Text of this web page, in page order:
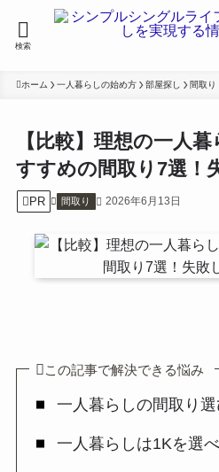
検索
ホーム 一人暮らしの始め方 部屋探し 間取り
【比較】理想の一人
すすめの間取り7選！
PR 間取り 2026年6月13日
この記事で解決できる悩み
一人暮らしの間取り
一人暮らしは1Kを選